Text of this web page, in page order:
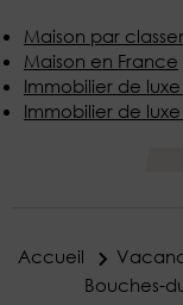
Maison par
Maison en France
Immobilier de
Immobilier de
Accueil
Bouches-